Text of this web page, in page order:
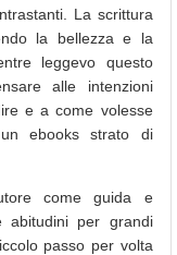
La scrittura
la bellezza e la
leggevo questo
alle intenzioni
e a come volesse
ebooks strato di
come guida e
abitudini per grandi
passo per volta